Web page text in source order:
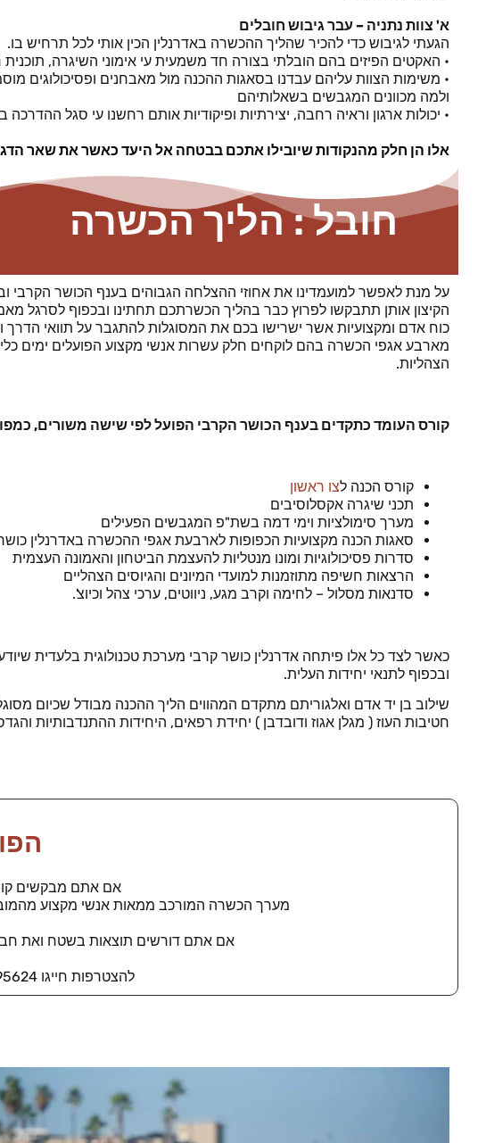
א' צוות נתניה – עבר גיבוש חובלים
הגעתי לגיבוש כדי להכיר שהליך ההכשרה באדרנלין הכין אותי לכל תרחיש בו.
• האקטים הפיזים בהם הובלתי בצורה חד משמעית עי אימוני השיגרה,
• משימות הצוות עליהם עבדנו בסאגות ההכנה מול מאבחנים ופסיכולוגים
ולמה מכוונים המגבשים בשאלותיהם
• יכולות ארגון וראיה רחבה, יצירתיות ופיקודיות אותם רחשנו עי סגל
אלו הן חלק מהנקודות שיובילו אתכם בבטחה אל היעד כאשר את שאר
חובל : הליך הכשרה
על מנת לאפשר למועמדינו את אחוזי ההצלחה הגבוהים בענף הכושר הקרבי
הקיצון אותן תתבקשו לפרוץ כבר בהליך הכשרתכם תחתינו ובכפוף לסרגל
כוח אדם ומקצועיות אשר ישרישו בכם את המסוגלות להתגבר על תוואי הדרך
מארבע אגפי הכשרה בהם לוקחים חלק עשרות אנשי מקצוע הפועלים ימים
הצהליות.
קורס העומד כתקדים בענף הכושר הקרבי הפועל לפי שישה משורים,
קורס הכנה לצו ראשון
תכני שיגרה אקסלוסיבים
מערך סימולציות וימי דמה בשת"פ המגבשים הפעילים
סאגות הכנה מקצועיות הכפופות לארבעת אגפי ההכשרה באדרנלין
סדרות פסיכולוגיות ומונו מנטליות להעצמת הביטחון והאמונה העצמית
הרצאות חשיפה מתוזמנות למועדי המיונים והגיוסים הצהליים
סדנאות מסלול – לחימה וקרב מגע, ניווטים, ערכי צהל וכיוצ'.
כאשר לצד כל אלו פיתחה אדרנלין כושר קרבי מערכת טכנולוגית בלעדית
ובכפוף לתנאי יחידות העלית.
שילוב בן יד אדם ואלגוריתם מתקדם המהווים הליך ההכנה מבודל שכיום
חטיבות העוז ( מגלן אגוז ודובדבן ) יחידת רפאים, היחידות ההתנדבותיות
אם אתם מבקשים
מערך הכשרה המורכב ממאות אנשי מקצוע
אם אתם דורשים תוצאות בשטח ואת
להצטרפות חייגו 0555695624 או השאירו פרטים בטופס מולכם